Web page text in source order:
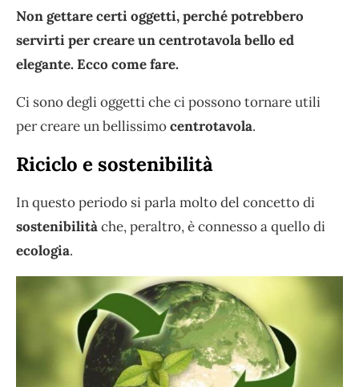
Non gettare certi oggetti, perché potrebbero
servirti per creare un centrotavola bello ed
elegante. Ecco come fare.
Ci sono degli oggetti che ci possono tornare utili
per creare un bellissimocentrotavola.
Riciclo e sostenibilità
In questo periodo si parla molto del concetto di
sostenibilitàche, peraltro, è connesso a quello di
ecologia.